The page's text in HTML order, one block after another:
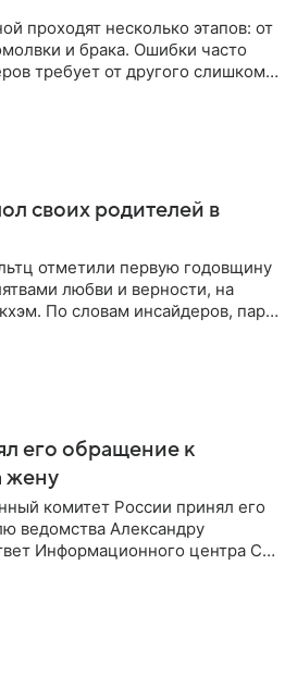
проходят несколько этапов: от
и брака. Ошибки часто
требует от другого слишком
своих родителей в
отметили первую годовщину
любви и верности, на
По словам инсайдеров, пара
его обращение к
жену
комитет России принял его
ведомства Александру
Информационного центра СК